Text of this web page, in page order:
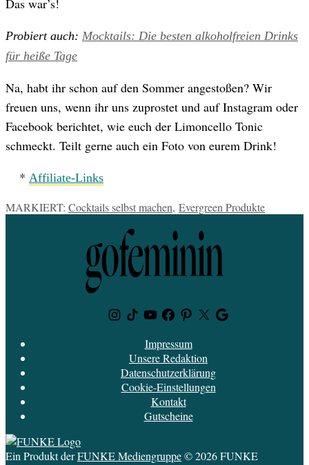
Das war’s!
Probiert auch: Mocktails: Die besten alkoholfreien Drinks
für heiße Tage
Na, habt ihr schon auf den Sommer angestoßen? Wir
freuen uns, wenn ihr uns zuprostet und auf Instagram oder
Facebook berichtet, wie euch der Limoncello Tonic
schmeckt. Teilt gerne auch ein Foto von eurem Drink!
* Affiliate-Links
MARKIERT: Cocktails selbst machen, Evergreen Produkte
Instagram
TikTokYoutubeFacebook
PinterestTwitterGoogle
Impressum
Unsere Redaktion
Datenschutzerklärung
Cookie-Einstellungen
Kontakt
Gutscheine
Ein Produkt derFUNKE Mediengruppe© 2026 FUNKE